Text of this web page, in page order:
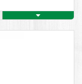
PRODUKT
KÚPIŤ